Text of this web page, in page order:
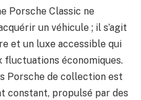
Porsche Classic ne
un véhicule ; il s’agit
et un luxe accessible qui
fluctuations économiques.
Porsche de collection est
constant, propulsé par des